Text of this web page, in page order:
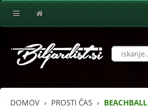
DOMOV PROSTI ČAS BEACHBALL